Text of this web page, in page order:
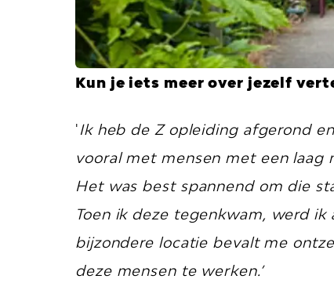
Kun je iets meer over jezelf
'Ik heb de Z opleiding afgerond
vooral met mensen met een laag
Het was best spannend om die
Toen ik deze tegenkwam, werd
bijzondere locatie bevalt me
deze mensen te werken.’